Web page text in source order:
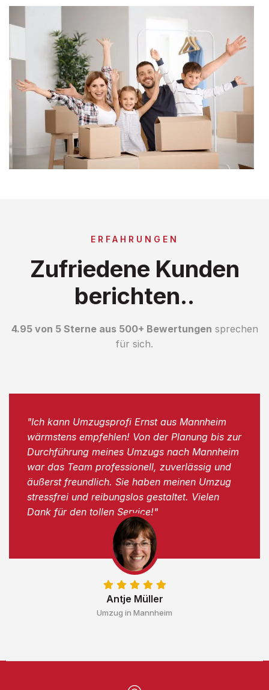
ERFAHRUNGEN
Zufriedene Kunden
berichten..
4.95 von 5 Sterne aus 500+ Bewertungen sprechen
für sich.
Antje Müller
Umzug in Mannheim
"Ich kann Umzugsprofi Ernst aus Mannheim
wärmstens empfehlen! Von der Planung bis zur
Durchführung meines Umzugs nach Mannheim
war das Team professionell, zuverlässig und
äußerst freundlich. Sie haben meinen Umzug
stressfrei und reibungslos gestaltet. Vielen
Dank für den tollen Service!"